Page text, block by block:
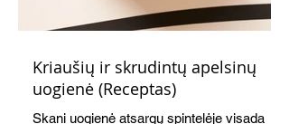
Kriaušių ir skrudintų apelsinų
uogienė (Receptas)
Skani uogienė atsargų spintelėje visada